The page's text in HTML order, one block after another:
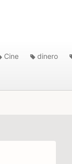
Cine dinero